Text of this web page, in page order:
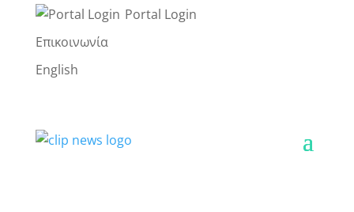
Portal Login
Επικοινωνία
English